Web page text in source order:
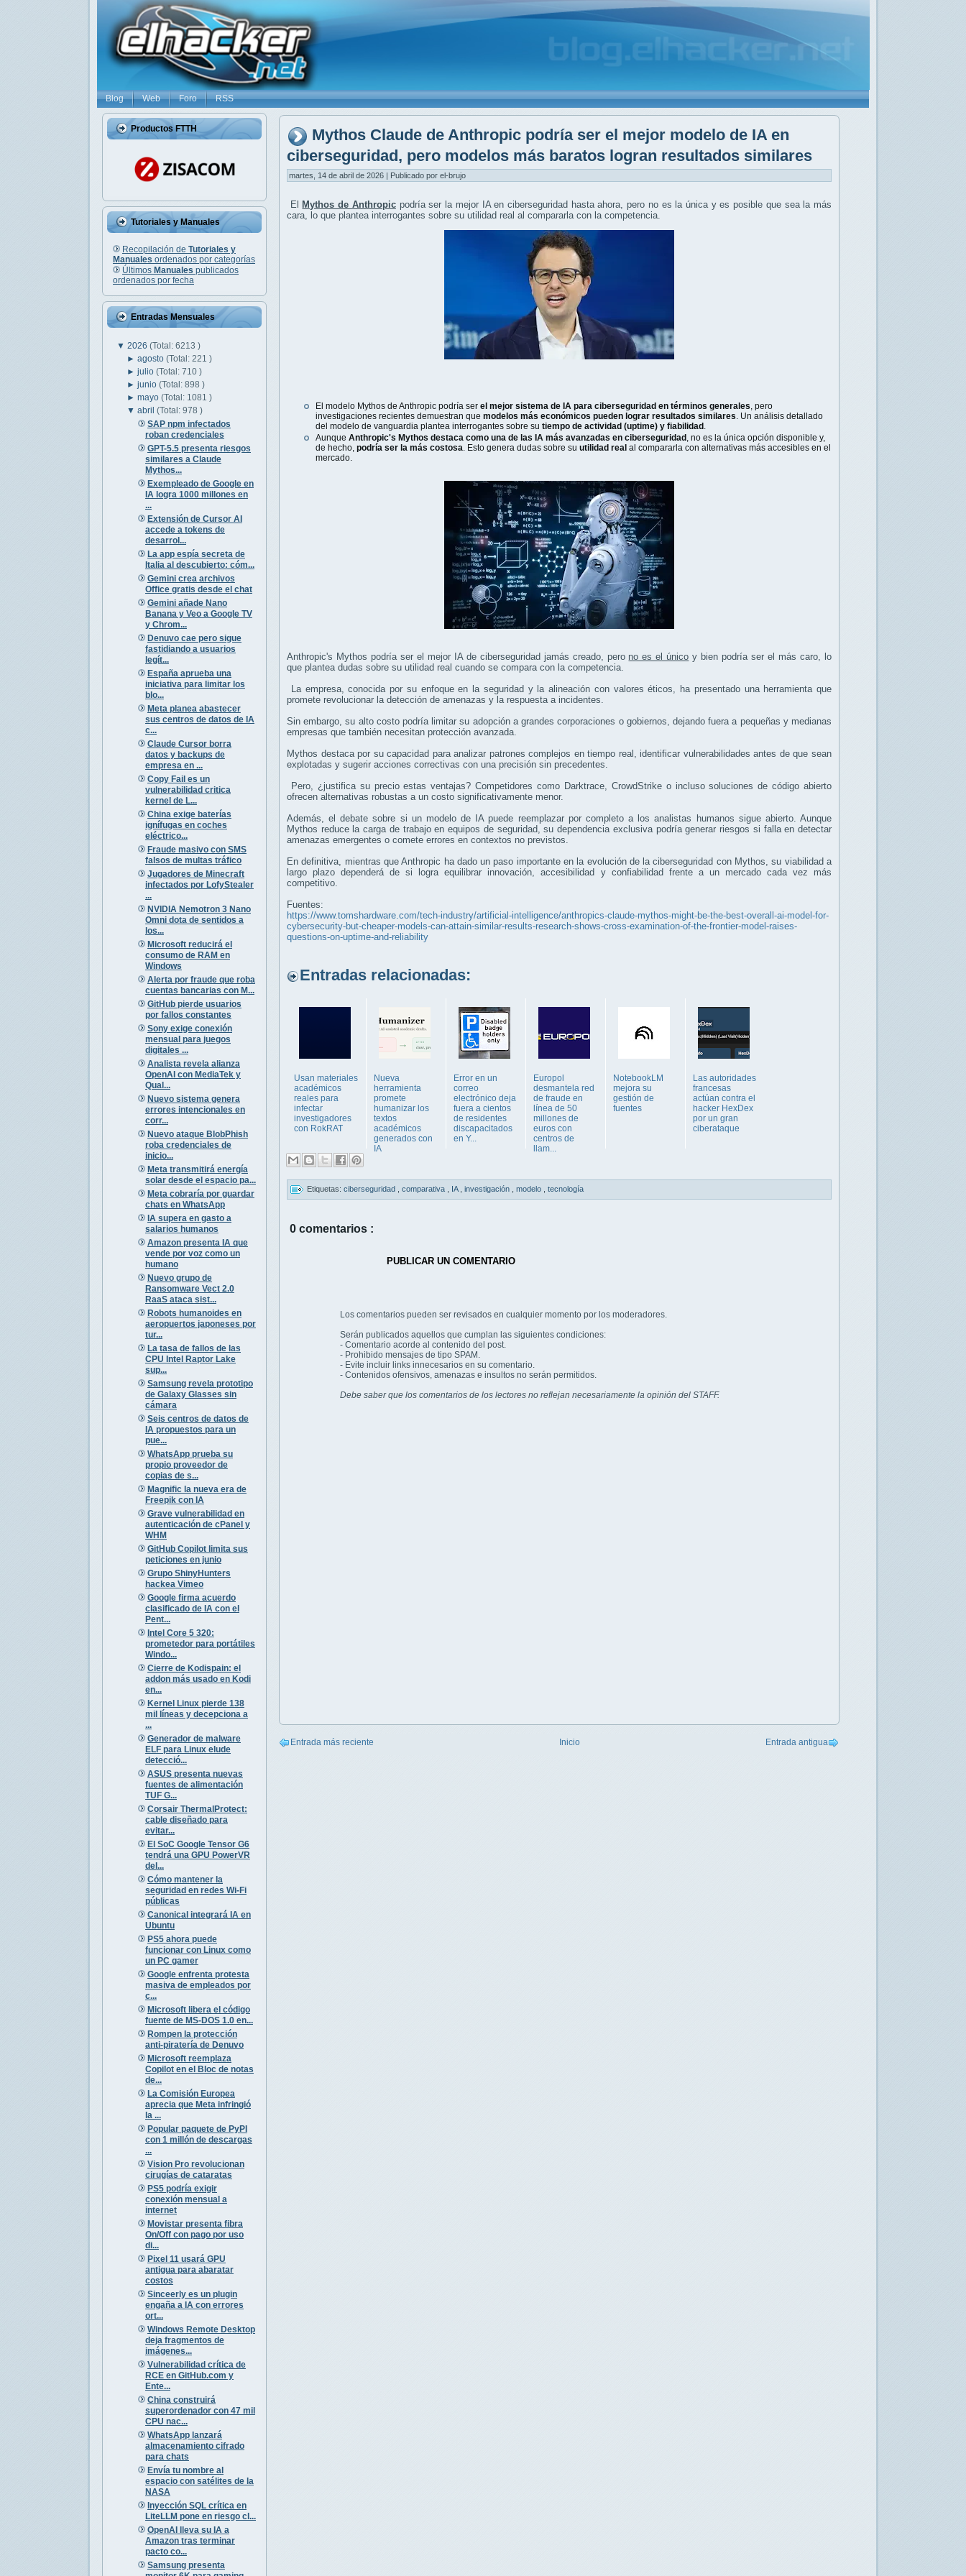
Blog Web Foro RSS
Productos FTTH
Tutoriales y Manuales
Recopilación de Tutoriales y
Manuales ordenados por categorías
Últimos Manuales publicados
ordenados por fecha
Entradas Mensuales
▼ 2026 (Total: 6213 )
►agosto(Total: 221 )
►julio(Total: 710 )
►junio(Total: 898 )
►mayo(Total: 1081 )
▼abril(Total: 978 )
SAP npm infectados
roban credenciales
GPT-5.5 presenta riesgos
similares a Claude
Mythos...
Exempleado de Google en
IA logra 1000 millones en
...
Extensión de Cursor AI
accede a tokens de
desarrol...
La app espía secreta de
Italia al descubierto: cóm...
Gemini crea archivos
Office gratis desde el chat
Gemini añade Nano
Banana y Veo a Google TV
y Chrom...
Denuvo cae pero sigue
fastidiando a usuarios
legít...
España aprueba una
iniciativa para limitar los
blo...
Meta planea abastecer
sus centros de datos de IA
c...
Claude Cursor borra
datos y backups de
empresa en ...
Copy Fail es un
vulnerabilidad critica
kernel de L...
China exige baterías
ignífugas en coches
eléctrico...
Fraude masivo con SMS
falsos de multas tráfico
Jugadores de Minecraft
infectados por LofyStealer
...
NVIDIA Nemotron 3 Nano
Omni dota de sentidos a
los...
Microsoft reducirá el
consumo de RAM en
Windows
Alerta por fraude que roba
cuentas bancarias con M...
GitHub pierde usuarios
por fallos constantes
Sony exige conexión
mensual para juegos
digitales ...
Analista revela alianza
OpenAI con MediaTek y
Qual...
Nuevo sistema genera
errores intencionales en
corr...
Nuevo ataque BlobPhish
roba credenciales de
inicio...
Meta transmitirá energía
solar desde el espacio pa...
Meta cobraría por guardar
chats en WhatsApp
IA supera en gasto a
salarios humanos
Amazon presenta IA que
vende por voz como un
humano
Nuevo grupo de
Ransomware Vect 2.0
RaaS ataca sist...
Robots humanoides en
aeropuertos japoneses por
tur...
La tasa de fallos de las
CPU Intel Raptor Lake
sup...
Samsung revela prototipo
de Galaxy Glasses sin
cámara
Seis centros de datos de
IA propuestos para un
pue...
WhatsApp prueba su
propio proveedor de
copias de s...
Magnific la nueva era de
Freepik con IA
Grave vulnerabilidad en
autenticación de cPanel y
WHM
GitHub Copilot limita sus
peticiones en junio
Grupo ShinyHunters
hackea Vimeo
Google firma acuerdo
clasificado de IA con el
Pent...
Intel Core 5 320:
prometedor para portátiles
Windo...
Cierre de Kodispain: el
addon más usado en Kodi
en...
Kernel Linux pierde 138
mil líneas y decepciona a
...
Generador de malware
ELF para Linux elude
detecció...
ASUS presenta nuevas
fuentes de alimentación
TUF G...
Corsair ThermalProtect:
cable diseñado para
evitar...
El SoC Google Tensor G6
tendrá una GPU PowerVR
del...
Cómo mantener la
seguridad en redes Wi-Fi
públicas
Canonical integrará IA en
Ubuntu
PS5 ahora puede
funcionar con Linux como
un PC gamer
Google enfrenta protesta
masiva de empleados por
c...
Microsoft libera el código
fuente de MS-DOS 1.0 en...
Rompen la protección
anti-piratería de Denuvo
Microsoft reemplaza
Copilot en el Bloc de notas
de...
La Comisión Europea
aprecia que Meta infringió
la ...
Popular paquete de PyPI
con 1 millón de descargas
...
Vision Pro revolucionan
cirugías de cataratas
PS5 podría exigir
conexión mensual a
internet
Movistar presenta fibra
On/Off con pago por uso
di...
Pixel 11 usará GPU
antigua para abaratar
costos
Sinceerly es un plugin
engaña a IA con errores
ort...
Windows Remote Desktop
deja fragmentos de
imágenes...
Vulnerabilidad crítica de
RCE en GitHub.com y
Ente...
China construirá
superordenador con 47 mil
CPU nac...
WhatsApp lanzará
almacenamiento cifrado
para chats
Envía tu nombre al
espacio con satélites de la
NASA
Inyección SQL crítica en
LiteLLM pone en riesgo cl...
OpenAI lleva su IA a
Amazon tras terminar
pacto co...
Samsung presenta
Mythos Claude de Anthropic podría ser el mejor modelo de IA en
ciberseguridad, pero modelos más baratos logran resultados similares
martes, 14 de abril de 2026 | Publicado por el-brujo
El Mythos de Anthropicpodría ser la mejor IA en ciberseguridad hasta ahora, pero no es la única y es posible que sea la más
cara, lo que plantea interrogantes sobre su utilidad real al compararla con la competencia.
El modelo Mythos de Anthropic podría ser el mejor sistema de IA para ciberseguridad en términos generales , pero
investigaciones recientes demuestran que modelos más económicos pueden lograr resultados similares . Un análisis detallado
del modelo de vanguardia plantea interrogantes sobre su tiempo de actividad (uptime) y fiabilidad
Aunque Anthropic's Mythos destaca como una de las IA más avanzadas en ciberseguridad , no es la única opción disponible y,
de hecho, podría ser la más costosa. Esto genera dudas sobre su utilidad real al compararla con alternativas más accesibles en el
mercado.
Anthropic's Mythos podría ser el mejor IA de ciberseguridad jamás creado, pero no es el único y bien podría ser el más caro, lo
que plantea dudas sobre su utilidad real cuando se compara con la competencia.
La empresa, conocida por su enfoque en la seguridad y la alineación con valores éticos, ha presentado una herramienta que
promete revolucionar la detección de amenazas y la respuesta a incidentes.
Sin embargo, su alto costo podría limitar su adopción a grandes corporaciones o gobiernos, dejando fuera a pequeñas y medianas
empresas que también necesitan protección avanzada.
Mythos destaca por su capacidad para analizar patrones complejos en tiempo real, identificar vulnerabilidades antes de que sean
explotadas y sugerir acciones correctivas con una precisión sin precedentes.
Pero, ¿justifica su precio estas ventajas? Competidores como Darktrace, CrowdStrike o incluso soluciones de código abierto
ofrecen alternativas robustas a un costo significativamente menor.
Además, el debate sobre si un modelo de IA puede reemplazar por completo a los analistas humanos sigue abierto. Aunque
Mythos reduce la carga de trabajo en equipos de seguridad, su dependencia exclusiva podría generar riesgos si falla en detectar
amenazas emergentes o comete errores en contextos no previstos.
En definitiva, mientras que Anthropic ha dado un paso importante en la evolución de la ciberseguridad con Mythos, su viabilidad a
largo plazo dependerá de si logra equilibrar innovación, accesibilidad y confiabilidad frente a un mercado cada vez más
competitivo.
Fuentes:
https://www.tomshardware.com/tech-industry/artificial-intelligence/anthropics-claude-mythos-might-be-the-best-overall-ai-model-for-
cybersecurity-but-cheaper-models-can-attain-similar-results-research-shows-cross-examination-of-the-frontier-model-raises-
questions-on-uptime-and-reliability
Entradas relacionadas:
Usan materiales
académicos
reales para
infectar
investigadores
con RokRAT
Nueva
herramienta
promete
humanizar los
textos
académicos
generados con
IA
Error en un
correo
electrónico deja
fuera a cientos
de residentes
discapacitados
en Y...
Europol
desmantela red
de fraude en
línea de 50
millones de
euros con
centros de
llam...
NotebookLM
mejora su
gestión de
fuentes
Las autoridades
francesas
actúan contra el
hacker HexDex
por un gran
ciberataque
Etiquetas: ciberseguridad comparativa IA investigación modelo tecnología
0 comentarios :
PUBLICAR UN COMENTARIO
Los comentarios pueden ser revisados en cualquier momento por los moderadores.
Serán publicados aquellos que cumplan las siguientes condiciones:
- Comentario acorde al contenido del post.
- Prohibido mensajes de tipo SPAM.
- Evite incluir links innecesarios en su comentario.
- Contenidos ofensivos, amenazas e insultos no serán permitidos.
Debe saber que los comentarios de los lectores no reflejan necesariamente la opinión del STAFF.
Entrada más reciente Entrada antigua
Inicio